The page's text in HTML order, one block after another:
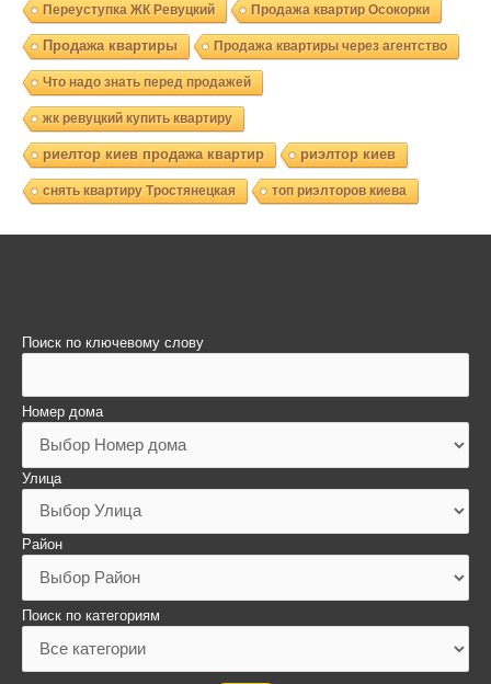
Переуступка ЖК Ревуцкий Продажа квартир Осокорки
Продажа квартиры Продажа квартиры через агентство
Что надо знать перед продажей
жк ревуцкий купить квартиру
риелтор киев продажа квартир риэлтор киев
снять квартиру Тростянецкая топ риэлторов киева
Поиск по ключевому слову
Номер дома
Улица
Район
Поиск по категориям